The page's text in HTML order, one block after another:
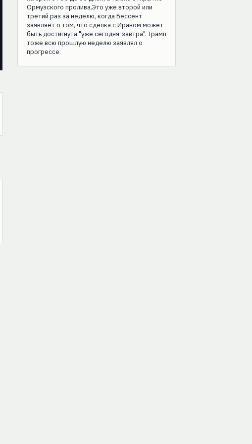
Ормузского пролива.Это уже второй или
третий раз за неделю, когда Бессент
заявляет о том, что сделка с Ираном может
быть достигнута "уже сегодня-завтра". Трамп
тоже всю прошлую неделю заявлял о
прогрессе.